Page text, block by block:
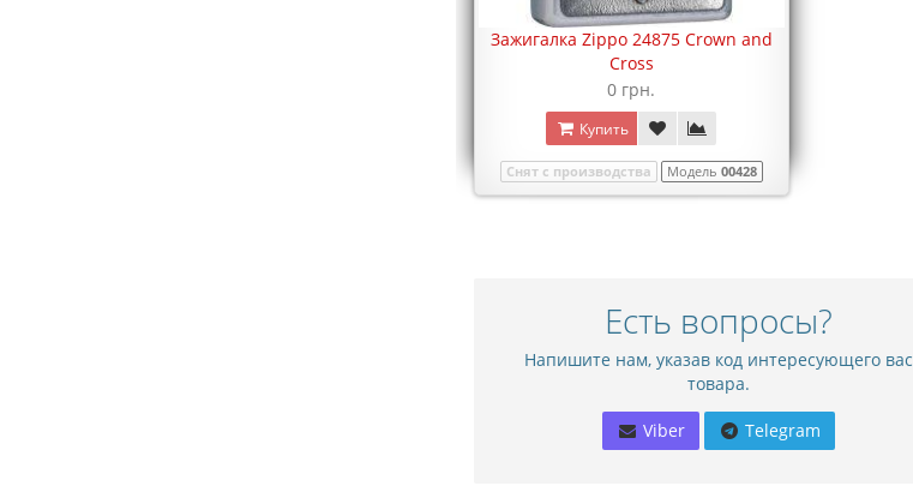
Зажигалка Zippo 24875 Crown and
Cross
0 грн.
Купить
Снят с производства Модель 00428
Есть вопросы?
Напишите нам, указав код интересующего вас
товара.
Viber Telegram